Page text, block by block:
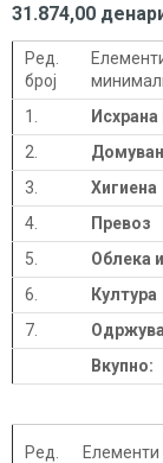
31.874,00
Ред.
број
1.
Исхрана
2.
3.
Хигиена
4.
Превоз
5.
Облека
6.
Култура
7.
Вкупно:
Ред.